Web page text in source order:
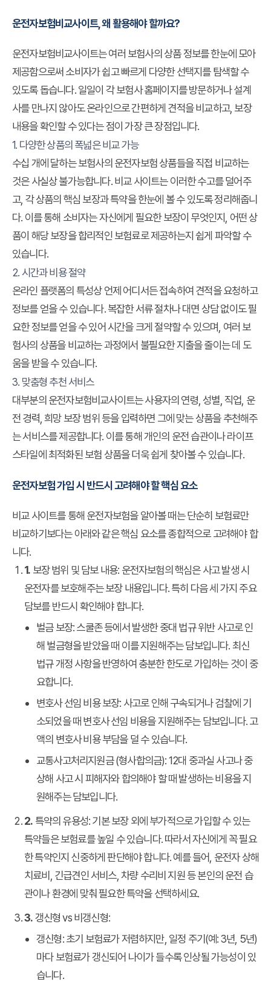
운전자보험비교사이트, 왜 활용해야 할까요?
운전자보험비교사이트는 여러 보험사의 상품 정보를 한눈에 모아
제공함으로써 소비자가 쉽고 빠르게 다양한 선택지를 탐색할 수
있도록 돕습니다. 일일이 각 보험사 홈페이지를 방문하거나 설계
사를 만나지 않아도 온라인으로 간편하게 견적을 비교하고, 보장
내용을 확인할 수 있다는 점이 가장 큰 장점입니다.
1. 다양한 상품의 폭넓은 비교 가능
수십 개에 달하는 보험사의 운전자보험 상품들을 직접 비교하는
것은 사실상 불가능합니다. 비교 사이트는 이러한 수고를 덜어주
고, 각 상품의 핵심 보장과 특약을 한눈에 볼 수 있도록 정리해줍니
다. 이를 통해 소비자는 자신에게 필요한 보장이 무엇인지, 어떤 상
품이 해당 보장을 합리적인 보험료로 제공하는지 쉽게 파악할 수
있습니다.
2. 시간과 비용 절약
온라인 플랫폼의 특성상 언제 어디서든 접속하여 견적을 요청하고
정보를 얻을 수 있습니다. 복잡한 서류 절차나 대면 상담 없이도 필
요한 정보를 얻을 수 있어 시간을 크게 절약할 수 있으며, 여러 보
험사의 상품을 비교하는 과정에서 불필요한 지출을 줄이는 데 도
움을 받을 수 있습니다.
3. 맞춤형 추천 서비스
대부분의 운전자보험비교사이트는 사용자의 연령, 성별, 직업, 운
전 경력, 희망 보장 범위 등을 입력하면 그에 맞는 상품을 추천해주
는 서비스를 제공합니다. 이를 통해 개인의 운전 습관이나 라이프
스타일에 최적화된 보험 상품을 더욱 쉽게 찾아볼 수 있습니다.
운전자보험 가입 시 반드시 고려해야 할 핵심 요소
비교 사이트를 통해 운전자보험을 알아볼 때는 단순히 보험료만
비교하기보다는 아래와 같은 핵심 요소를 종합적으로 고려해야 합
니다.
1. 보장 범위 및 담보 내용: 운전자보험의 핵심은 사고 발생 시
운전자를 보호해주는 보장 내용입니다. 특히 다음 세 가지 주요
담보를 반드시 확인해야 합니다.
벌금 보장:스쿨존 등에서 발생한 중대 법규 위반 사고로 인
해 벌금형을 받았을 때 이를 지원해주는 담보입니다. 최신
법규 개정 사항을 반영하여 충분한 한도로 가입하는 것이 중
요합니다.
변호사 선임 비용 보장: 사고로 인해 구속되거나 검찰에 기
소되었을 때 변호사 선임 비용을 지원해주는 담보입니다. 고
액의 변호사 비용 부담을 덜 수 있습니다.
교통사고처리지원금 (형사합의금):12대 중과실 사고나 중
상해 사고 시 피해자와 합의해야 할 때 발생하는 비용을 지
원해주는 담보입니다.
2. 특약의 유용성:기본 보장 외에 부가적으로 가입할 수 있는
특약들은 보험료를 높일 수 있습니다. 따라서 자신에게 꼭 필요
한 특약인지 신중하게 판단해야 합니다. 예를 들어, 운전자 상해
치료비, 긴급견인 서비스, 차량 수리비 지원 등 본인의 운전 습
관이나 환경에 맞춰 필요한 특약을 선택하세요.
3.갱신형 vs 비갱신형:
갱신형:초기 보험료가 저렴하지만, 일정 주기(예: 3년, 5년)
마다 보험료가 갱신되어 나이가 들수록 인상될 가능성이 있
습니다.